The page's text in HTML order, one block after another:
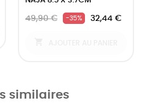
49,90 € -35% 32,44 €
similaires